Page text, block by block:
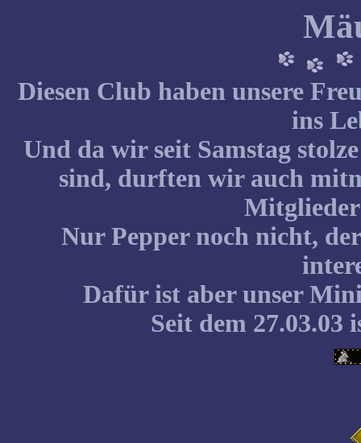
Diesen Club haben unsere
ins
Und da wir seit Samstag
sind, durften wir auch
Nur Pepper noch nicht,
Dafür ist aber unser
Seit dem 27.03.03